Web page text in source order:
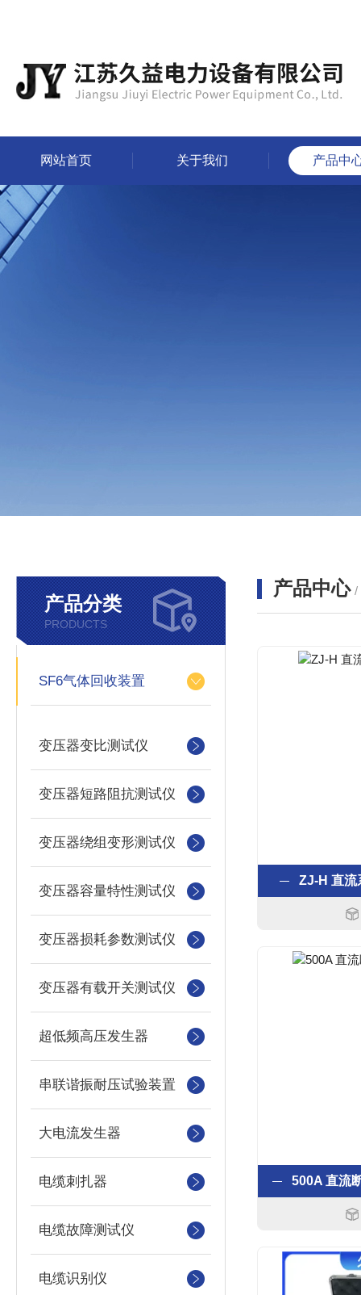
网站首页 关于我们 产品中
产品分类
PRODUCTS
SF6气体回收装置
变压器变比测试仪
变压器短路阻抗测试仪
变压器绕组变形测试仪
变压器容量特性测试仪
变压器损耗参数测试仪
变压器有载开关测试仪
超低频高压发生器
串联谐振耐压试验装置
大电流发生器
电缆刺扎器
电缆故障测试仪
电缆识别仪
产品中心 /
ZJ-H 直流
500A 直流